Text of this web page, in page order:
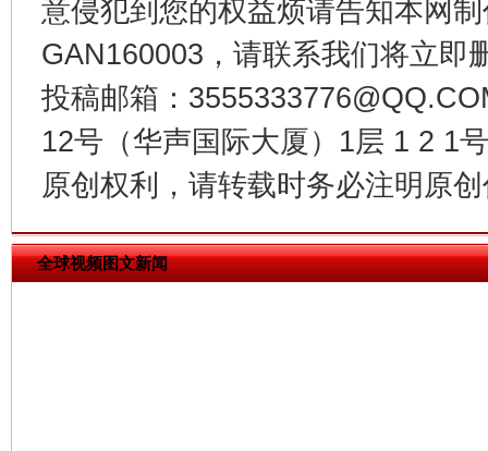
意侵犯到您的权益烦请告知本网
GAN160003，请联系我们将立即
投稿邮箱：
12号（华声国际大厦）1层 1 2 1
原创权利，请转载时务必注明原
全球视频图文新闻
在谋一域中谋全局